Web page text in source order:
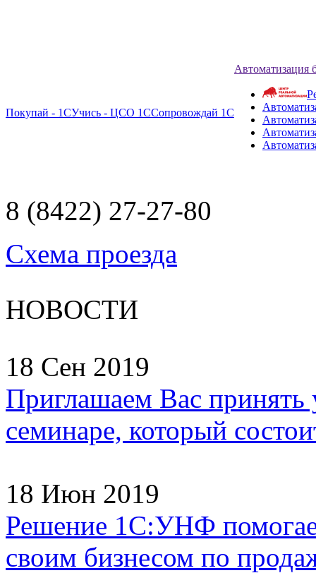
Покупай - 1СУчись - ЦСО 1ССопровождай 1С
Автоматизация
8 (8422) 27-27-80
Схема проезда
НОВОСТИ
18 Сен 2019
Приглашаем Вас принять
семинаре, который
18 Июн 2019
Решение 1С:УНФ
своим бизнесом по